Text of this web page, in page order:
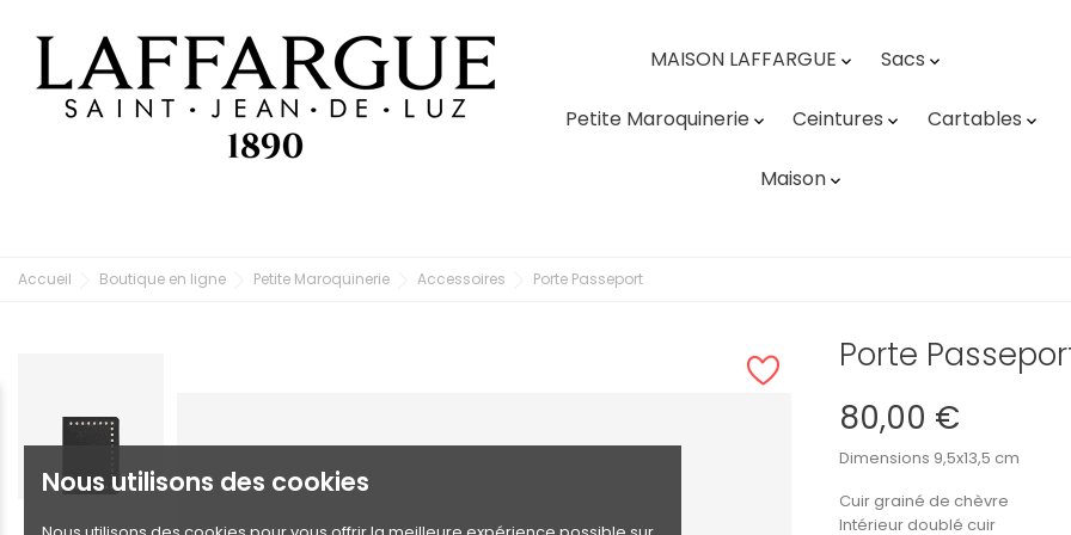
Nous utilisons des cookies
MAISON LAFFARGUE  Sacs 
Petite Maroquinerie  Ceintures  Cartables 
Maison 
Accueil Boutique en ligne Petite Maroquinerie Accessoires Porte Passeport
Porte
80,00 €
Dimensions 9,5x13,5 cm
Cuir grainé de chèvre
Intérieur doublé cuir